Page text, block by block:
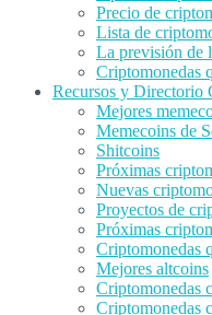
Precio de
Lista de
La previsión de
Criptomonedas
Recursos y Directorio
Mejores
Memecoins de
Shitcoins
Próximas
Nuevas
Proyectos de
Próximas
Criptomonedas
Mejores altcoins
Criptomonedas
Criptomonedas